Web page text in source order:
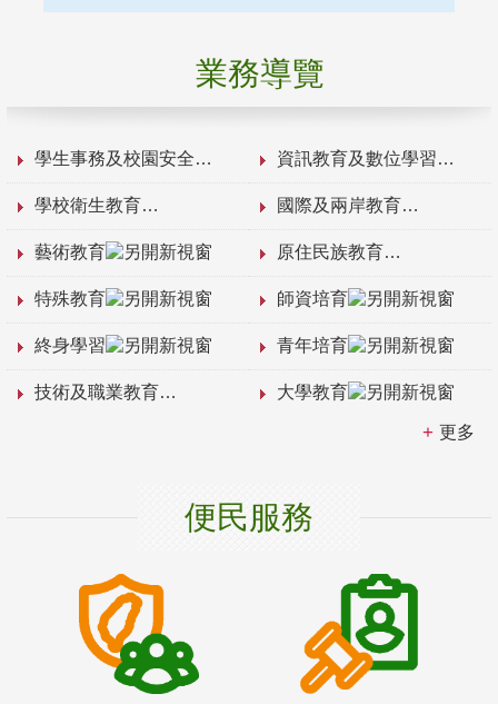
業務導覽
學生事務及校園安全 資訊教育及數位學習
學校衛生教育 國際及兩岸教育
藝術教育 原住民族教育
特殊教育 師資培育
終身學習 青年培育
技術及職業教育 大學教育
更多
便民服務